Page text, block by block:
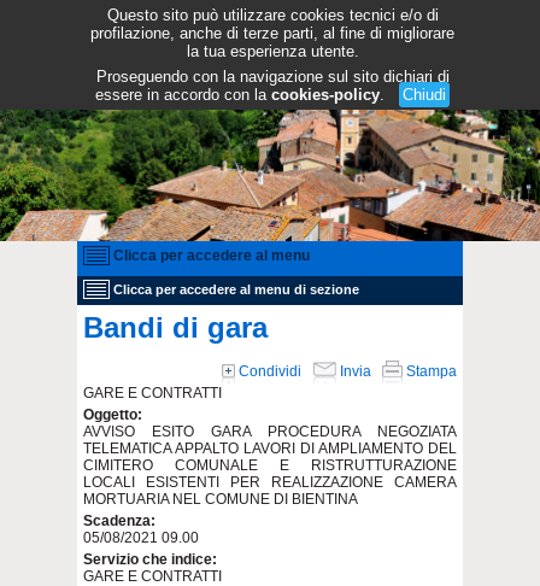
Questo sito può utilizzare cookies tecnici e/o di
profilazione, anche di terze parti, al fine di migliorare
la tua esperienza utente.
Proseguendo con la navigazione sul sito dichiari di
essere in accordo con la cookies-policy. Chiudi
Clicca per accedere al menu
Clicca per accedere al menu di sezione
Bandi di gara
Condividi Invia
Stampa
GARE E CONTRATTI
Oggetto:
AVVISO ESITO GARA PROCEDURA NEGOZIATA
TELEMATICA APPALTO LAVORI DI AMPLIAMENTO DEL
CIMITERO COMUNALE E RISTRUTTURAZIONE
LOCALI ESISTENTI PER REALIZZAZIONE CAMERA
MORTUARIA NEL COMUNE DI BIENTINA
Scadenza:
05/08/2021 09.00
Servizio che indice:
GARE E CONTRATTI